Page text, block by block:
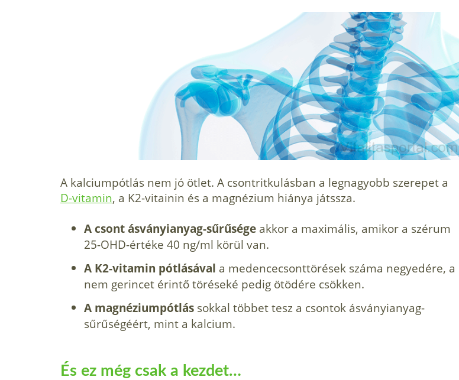
A kalciumpótlás nem jó ötlet. A csontritkulásban a legnagyobb szerepet a
D-vitamin, a K2-vitainin és a magnézium hiánya játssza.
A csont ásványianyag-sűrűsége akkor a maximális, amikor a szérum
25-OHD-értéke 40 ng/ml körül van.
A K2-vitamin pótlásával a medencecsonttörések száma negyedére, a
nem gerincet érintő töréseké pedig ötödére csökken.
A magnéziumpótlás sokkal többet tesz a csontok ásványianyag-
sűrűségéért, mint a kalcium.
És ez még csak a kezdet…